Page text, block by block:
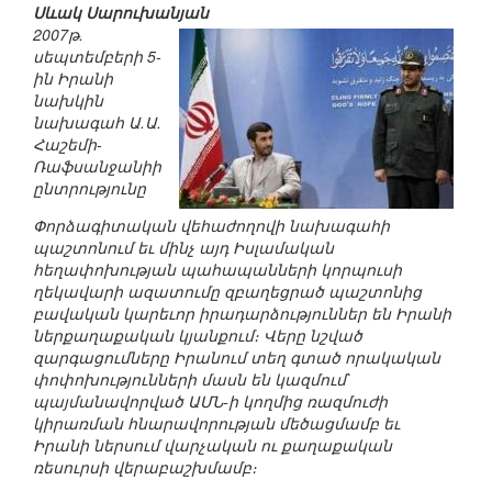
Սևակ Սարուխանյան
2007թ.
սեպտեմբերի 5-
ին Իրանի
նախկին
նախագահ Ա.Ա.
Հաշեմի-
Ռաֆսանջանիի
ընտրությունը
Փորձագիտական վեհաժողովի նախագահի
պաշտոնում եւ մինչ այդ Իսլամական
հեղափոխության պահապանների կորպուսի
ղեկավարի ազատումը զբաղեցրած պաշտոնից
բավական կարեւոր իրադարձություններ են Իրանի
ներքաղաքական կյանքում։ Վերը նշված
զարգացումները Իրանում տեղ գտած որակական
փոփոխությունների մասն են կազմում`
պայմանավորված ԱՄՆ-ի կողմից ռազմուժի
կիրառման հնարավորության մեծացմամբ եւ
Իրանի ներսում վարչական ու քաղաքական
ռեսուրսի վերաբաշխմամբ։